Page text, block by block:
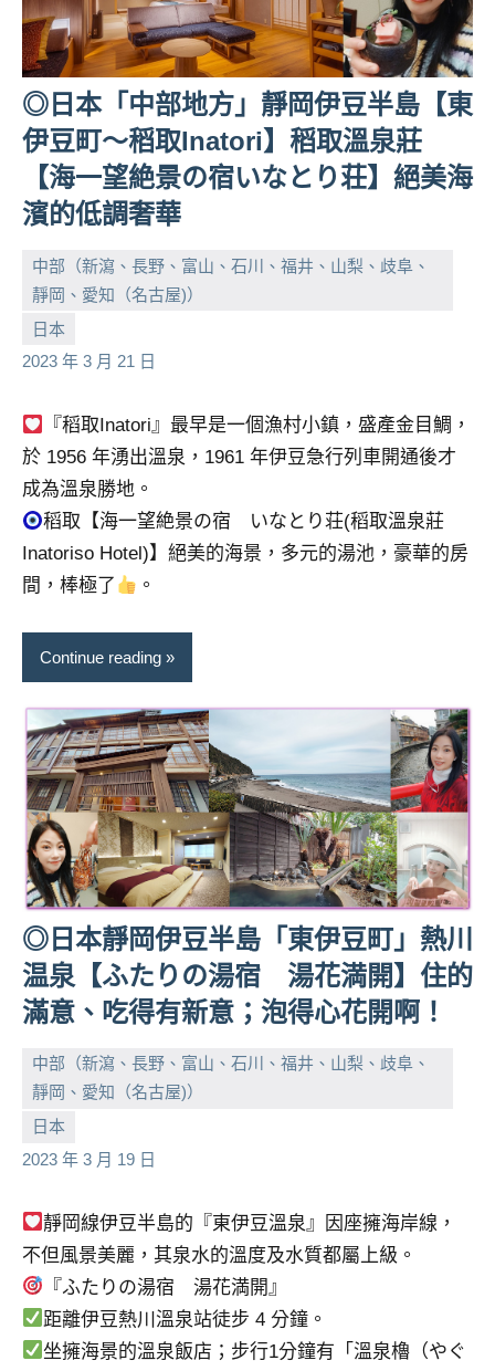
◎日本「中部地方」靜岡伊豆半島【東
伊豆町～稻取Inatori】稻取溫泉莊
【海一望絶景の宿いなとり荘】絕美海
濱的低調奢華
中部（新瀉、長野、富山、石川、福井、山梨、歧阜、
靜岡、愛知（名古屋)）
日本
2023 年 3 月 21 日
小
芳
No
comments
『稻取Inatori』最早是一個漁村小鎮，盛產金目鯛，
於 1956 年湧出溫泉，1961 年伊豆急行列車開通後才
成為溫泉勝地。
稻取【海一望絶景の宿 いなとり荘(稻取溫泉莊
Inatoriso Hotel)】絕美的海景，多元的湯池，豪華的房
間，棒極了
。
Continue reading
◎日本靜岡伊豆半島「東伊豆町」熱川
温泉【ふたりの湯宿 湯花満開】住的
滿意、吃得有新意；泡得心花開啊！
中部（新瀉、長野、富山、石川、福井、山梨、歧阜、
靜岡、愛知（名古屋)）
日本
2023 年 3 月 19 日
小
芳
No
comments
靜岡線伊豆半島的『東伊豆溫泉』因座擁海岸線，
不但風景美麗，其泉水的溫度及水質都屬上級。
『ふたりの湯宿 湯花満開』
距離伊豆熱川溫泉站徒步 4 分鐘。
坐擁海景的溫泉飯店；步行1分鐘有「溫泉櫓（やぐ